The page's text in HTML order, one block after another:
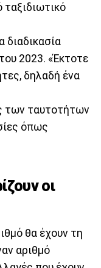
διαδικασία
2023. «Έκτοτε
δηλαδή ένα
των ταυτοτήτων
όπως
οι
θα έχουν τη
αριθμό